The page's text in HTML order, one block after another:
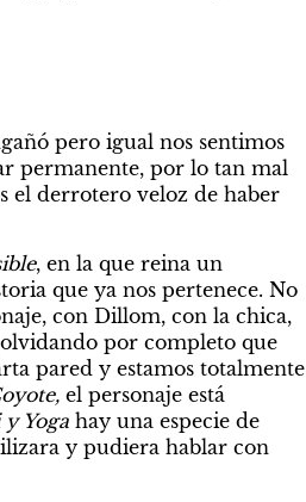
pero igual nos sentimos
permanente, por lo tan mal
el derrotero veloz de haber
, en la que reina un
que ya nos pertenece. No
con Dillom, con la chica,
por completo que
pared y estamos totalmente
el personaje está
Yoga hay una especie de
y pudiera hablar con